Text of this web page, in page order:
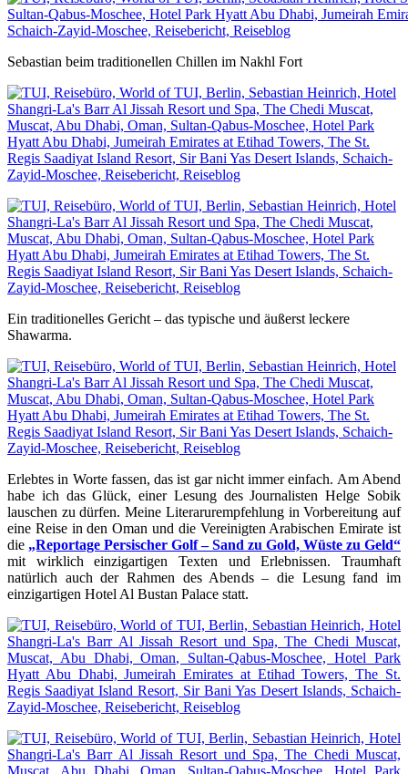
Sebastian beim traditionellen Chillen im Nakhl Fort
Ein traditionelles Gericht – das typische und äußerst leckere
Shawarma.
Erlebtes in Worte fassen, das ist gar nicht immer einfach. Am Abend
habe ich das Glück, einer Lesung des Journalisten Helge Sobik
lauschen zu dürfen. Meine Literarurempfehlung in Vorbereitung auf
eine Reise in den Oman und die Vereinigten Arabischen Emirate ist
die „Reportage Persischer Golf – Sand zu Gold, Wüste zu Geld“
mit wirklich einzigartigen Texten und Erlebnissen. Traumhaft
natürlich auch der Rahmen des Abends – die Lesung fand im
einzigartigen Hotel Al Bustan Palace statt.